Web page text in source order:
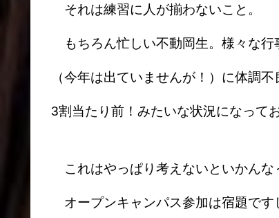
それは練習に人が揃わないこと。
もちろん忙しい不動岡生。様々な行
（今年は出ていませんが！）に体調
3割当たり前！みたいな状況になって
これはやっぱり考えないといかんな
オープンキャンパス参加は宿題です